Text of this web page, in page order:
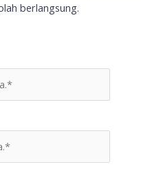
berlangsung.